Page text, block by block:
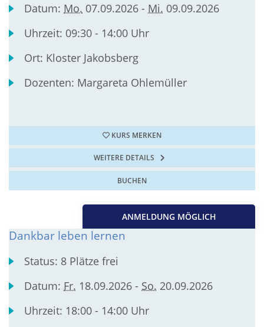
Datum: Mo. 07.09.2026 - Mi. 09.09.2026
Uhrzeit: 09:30 - 14:00 Uhr
Ort: Kloster Jakobsberg
Dozenten: Margareta Ohlemüller
KURS MERKEN
WEITERE DETAILS
BUCHEN
ANMELDUNG MÖGLICH
Dankbar leben lernen
Status: 8 Plätze frei
Datum: Fr. 18.09.2026 - So. 20.09.2026
Uhrzeit: 18:00 - 14:00 Uhr